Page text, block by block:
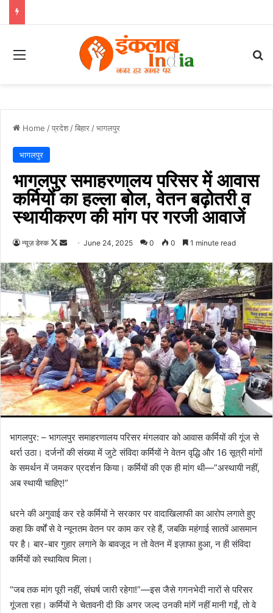
Menu
Home /प्रदेश /बिहार /भागलपुर
भागलपुर
भागलपुर समाहरणालय परिसर में आवास
कर्मियों का हल्ला बोल, वेतन बढ़ोतरी व
स्थायीकरण की मांग पर गरजी आवाजें
न्यूज़ डेस्क
Follow
X
Send
email
June 24, 2025 0 0 1 minute read
भागलपुर: – भागलपुर समाहरणालय परिसर मंगलवार को आवास कर्मियों की गूंज से
थर्रा उठा। दर्जनों की संख्या में जुटे संविदा कर्मियों ने वेतन वृद्धि और 16 सूत्री मांगों
के समर्थन में जमकर प्रदर्शन किया। कर्मियों की एक ही मांग थी—”अस्थायी नहीं,
अब स्थायी चाहिए!”
धरने की अगुवाई कर रहे कर्मियों ने सरकार पर वादाखिलाफी का आरोप लगाते हुए
कहा कि वर्षों से वे न्यूनतम वेतन पर काम कर रहे हैं, जबकि महंगाई सातवें आसमान
पर है। बार-बार गुहार लगाने के बावजूद न तो वेतन में इज़ाफा हुआ, न ही संविदा
कर्मियों को स्थायित्व मिला।
“जब तक मांग पूरी नहीं, संघर्ष जारी रहेगा!”—इस जैसे गगनभेदी नारों से परिसर
गूंजता रहा। कर्मियों ने चेतावनी दी कि अगर जल्द उनकी मांगें नहीं मानी गईं, तो वे